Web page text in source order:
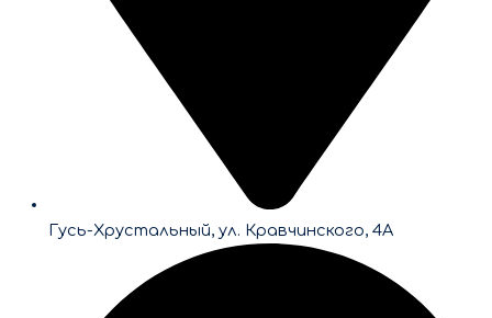
Гусь-Хрустальный, ул. Кравчинского, 4А